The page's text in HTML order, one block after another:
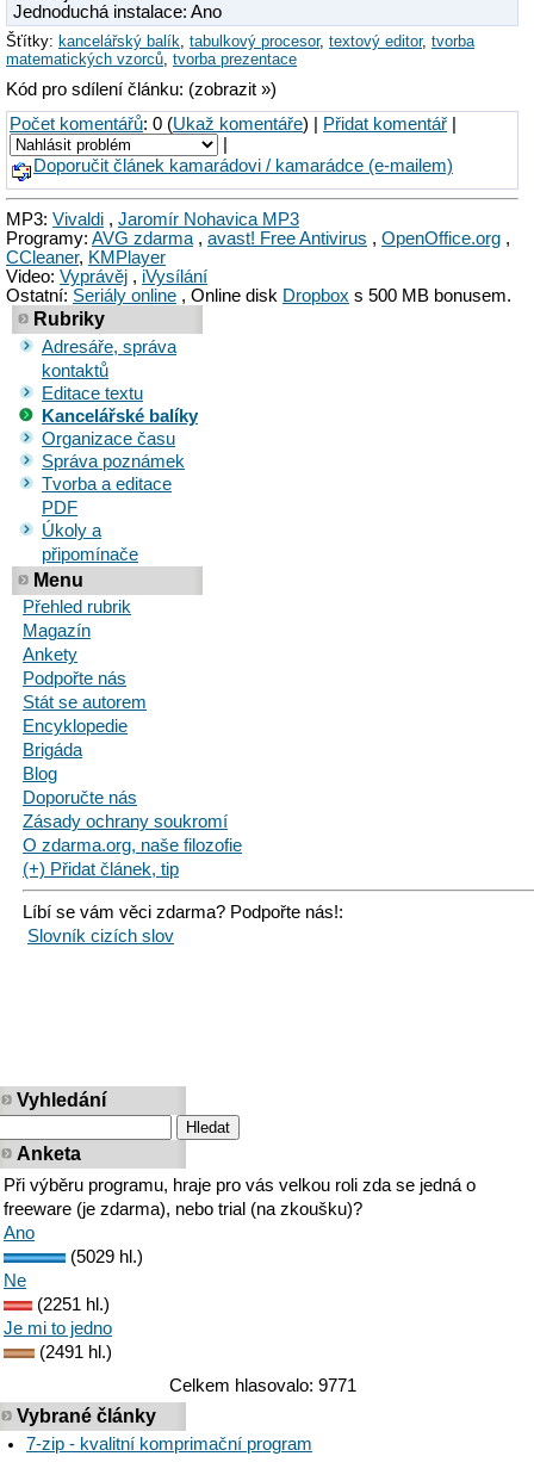
Jednoduchá instalace: Ano
Šťítky: kancelářský balík tabulkový procesor, textový editor, tvorba
matematických vzorců tvorba prezentace
Kód pro sdílení článku: (zobrazit »)
Počet komentářů: 0 (Ukaž komentáře) | Přidat komentář
Doporučit článek kamarádovi / kamarádce (e-mailem)
MP3: Vivaldi , Jaromír Nohavica MP3
Programy: AVG zdarma , avast! Free Antivirus , OpenOffice.org ,
CCleaner, KMPlayer
Video: Vyprávěj , iVysílání
Ostatní: Seriály online , Online disk Dropbox s 500 MB bonusem.
Rubriky
Adresáře, správa
kontaktů
Editace textu
Kancelářské balíky
Organizace času
Správa poznámek
Tvorba a editace
PDF
Úkoly a
připomínače
Menu
Přehled rubrik
Magazín
Ankety
Podpořte nás
Stát se autorem
Encyklopedie
Brigáda
Blog
Doporučte nás
Zásady ochrany soukromí
O zdarma.org, naše filozofie
(+) Přidat článek, tip
Líbí se vám věci zdarma? Podpořte nás!:
Slovník cizích slov
Vyhledání
Anketa
Při výběru programu, hraje pro vás velkou roli zda se jedná o
freeware (je zdarma), nebo trial (na zkoušku)?
Ano
(5029 hl.)
Ne
(2251 hl.)
Je mi to jedno
(2491 hl.)
Celkem hlasovalo: 9771
Vybrané články
7-zip - kvalitní komprimační program